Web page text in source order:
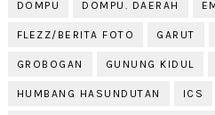
DOMPU DOMPU. DAERAH
FLEZZ/BERITA FOTO GARUT
GROBOGAN GUNUNG KIDUL
HUMBANG HASUNDUTAN ICS